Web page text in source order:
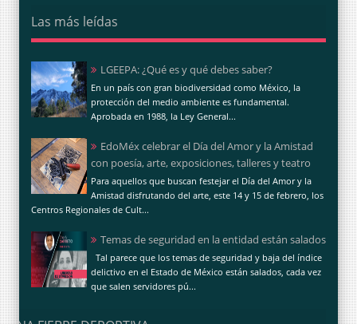
Las más leídas
LGEEPA: ¿Qué es y qué debes saber?
En un país con gran biodiversidad como México, la
protección del medio ambiente es fundamental.
Aprobada en 1988, la Ley General...
EdoMéx celebrar el Día del Amor y la Amistad
con poesía, arte, exposiciones, talleres y teatro
Para aquellos que buscan festejar el Día del Amor y la
Amistad disfrutando del arte, este 14 y 15 de febrero, los
Centros Regionales de Cult...
Temas de seguridad en la entidad están salados
Tal parece que los temas de seguridad y baja del índice
delictivo en el Estado de México están salados, cada vez
que salen servidores pú...